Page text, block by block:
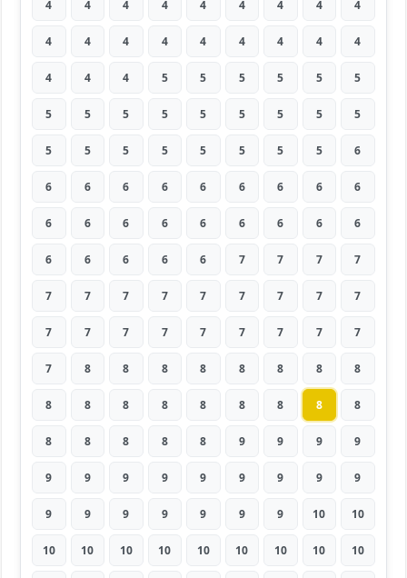
4 4 4 4 4 4 4 4 4
4 4 4 4 4 4 4 4 4
4 4 4 5 5 5 5 5 5
5 5 5 5 5 5 5 5 5
5 5 5 5 5 5 5 5 6
6 6 6 6 6 6 6 6 6
6 6 6 6 6 6 6 6 6
6 6 6 6 6 7 7 7 7
7 7 7 7 7 7 7 7 7
7 7 7 7 7 7 7 7 7
7 8 8 8 8 8 8 8 8
8 8 8 8 8 8 8 8 8
8 8 8 8 8 9 9 9 9
9 9 9 9 9 9 9 9 9
9 9 9 9 9 9 9 10 10
10 10 10 10 10 10 10 10 10